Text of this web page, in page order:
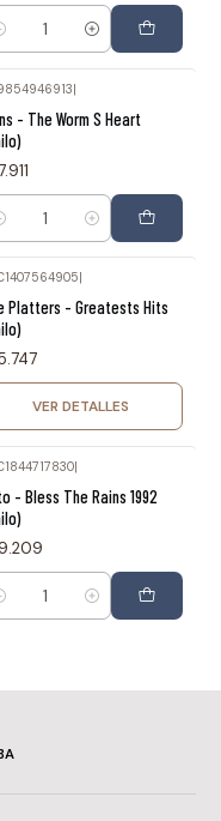
|
- The Worm S Heart
Platters - Greatests Hits
VER DETALLES
|
- Bless The Rains 1992